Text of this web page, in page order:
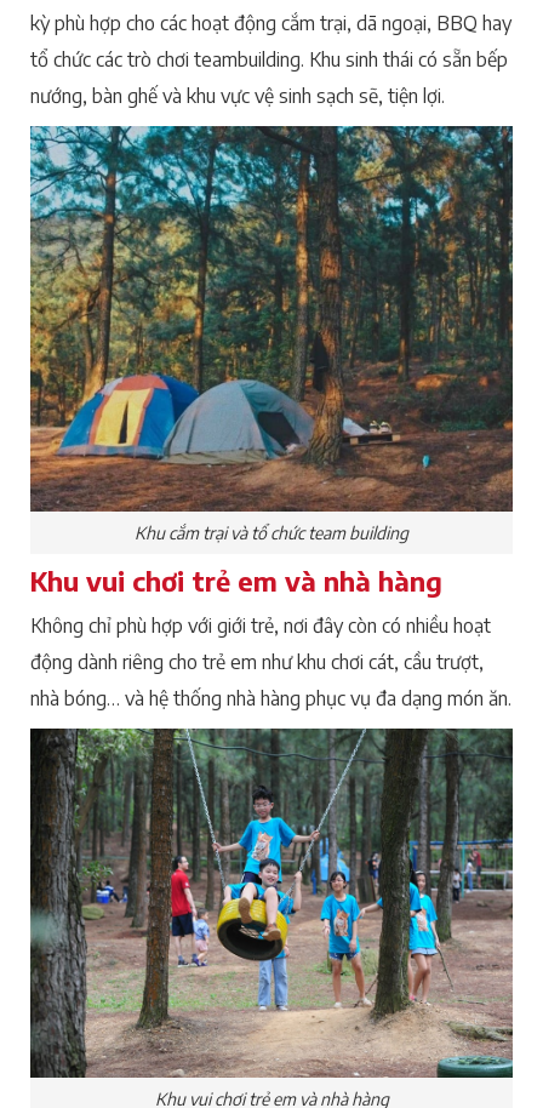
kỳ phù hợp cho các hoạt động cắm trại, dã ngoại, BBQ hay
tổ chức các trò chơi teambuilding. Khu sinh thái có sẵn bếp
nướng, bàn ghế và khu vực vệ sinh sạch sẽ, tiện lợi.
Khu cắm trại và tổ chức team building
Khu vui chơi trẻ em và nhà hàng
Không chỉ phù hợp với giới trẻ, nơi đây còn có nhiều hoạt
động dành riêng cho trẻ em như khu chơi cát, cầu trượt,
nhà bóng… và hệ thống nhà hàng phục vụ đa dạng món ăn.
Khu vui chơi trẻ em và nhà hàng